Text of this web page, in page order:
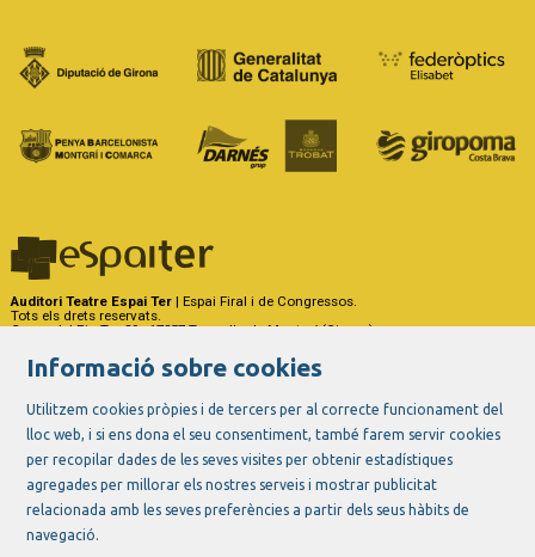
Auditori Teatre Espai Ter | Espai Firal i de Congressos.
Tots els drets reservats.
Carrer del Riu Ter, 29 - 17257 Torroella de Montgrí (Girona)
Link a instagram
Link a youtube
Link a twitter
Link a facebook
Informació sobre cookies
Utilitzem cookies pròpies i de tercers per al correcte funcionament del
lloc web, i si ens dona el seu consentiment, també farem servir cookies
per recopilar dades de les seves visites per obtenir estadístiques
agregades per millorar els nostres serveis i mostrar publicitat
relacionada amb les seves preferències a partir dels seus hàbits de
navegació.